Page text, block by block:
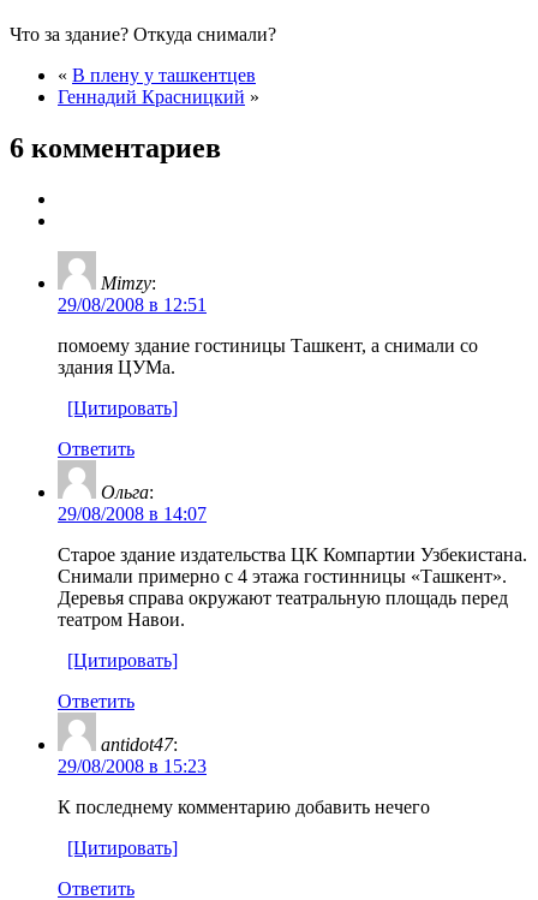
Что за здание? Откуда снимали?
« В плену у ташкентцев
Геннадий Красницкий »
6 комментариев
Mimzy:
29/08/2008 в 12:51
помоему здание гостиницы Ташкент, а снимали со
здания ЦУМа.
[Цитировать]
Ответить
Ольга:
29/08/2008 в 14:07
Старое здание издательства ЦК Компартии Узбекистана.
Снимали примерно с 4 этажа гостинницы «Ташкент».
Деревья справа окружают театральную площадь перед
театром Навои.
[Цитировать]
Ответить
antidot47:
29/08/2008 в 15:23
К последнему комментарию добавить нечего
[Цитировать]
Ответить